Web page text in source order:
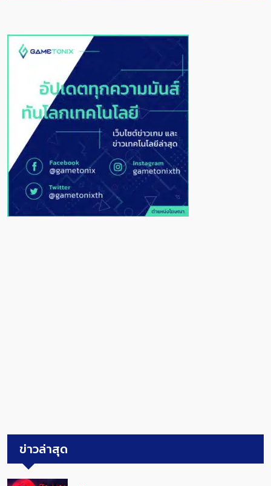
ข่าวล่าสุด